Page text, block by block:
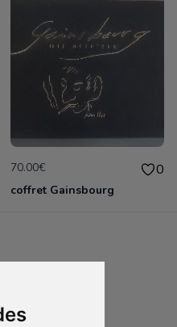
70.00€ 0
coffret Gainsbourg